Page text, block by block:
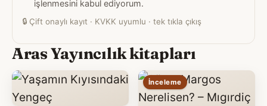
işlenmesini kabul ediyorum.
🔒 Çift onaylı kayıt · KVKK uyumlu · tek tıkla çıkış
Aras Yayıncılık kitapları
İnceleme